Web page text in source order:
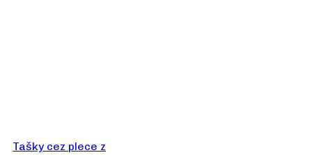
Tašky cez plece z